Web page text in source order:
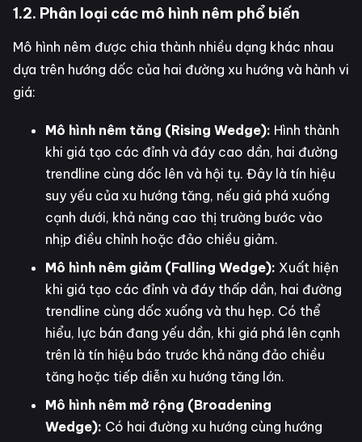
1.2. Phân loại các mô hình nêm phổ biến
Mô hình nêm được chia thành nhiều dạng khác nhau
dựa trên hướng dốc của hai đường xu hướng và hành vi
giá:
Mô hình nêm tăng (Rising Wedge): Hình thành
khi giá tạo các đỉnh và đáy cao dần, hai đường
trendline cùng dốc lên và hội tụ. Đây là tín hiệu
suy yếu của xu hướng tăng, nếu giá phá xuống
cạnh dưới, khả năng cao thị trường bước vào
nhịp điều chỉnh hoặc đảo chiều giảm.
Mô hình nêm giảm (Falling Wedge): Xuất hiện
khi giá tạo các đỉnh và đáy thấp dần, hai đường
trendline cùng dốc xuống và thu hẹp. Có thể
hiểu, lực bán đang yếu dần, khi giá phá lên cạnh
trên là tín hiệu báo trước khả năng đảo chiều
tăng hoặc tiếp diễn xu hướng tăng lớn.
Mô hình nêm mở rộng (Broadening
Wedge): Có hai đường xu hướng cùng hướng